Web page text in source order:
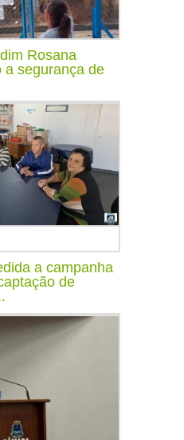
Rosana
a segurança de
a campanha
de